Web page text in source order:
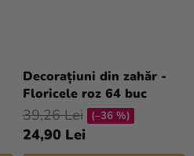
Decorațiuni din zahăr -
Floricele roz 64 buc
24,90 Lei
39,26 Lei (–36 %)